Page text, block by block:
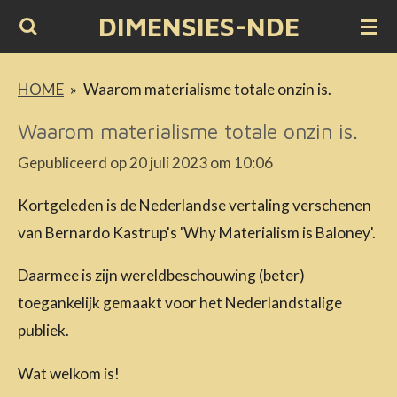
Ga
direct
hoofdinhoud
DIMENSIES-NDE
HOME » Waarom materialisme totale onzin is.
Waarom materialisme totale onzin is.
Gepubliceerd op 20 juli 2023 om 10:06
Kortgeleden is de Nederlandse vertaling verschenen
van Bernardo Kastrup's 'Why Materialism is Baloney'.
Daarmee is zijn wereldbeschouwing (beter)
toegankelijk gemaakt voor het Nederlandstalige
publiek.
Wat welkom is!